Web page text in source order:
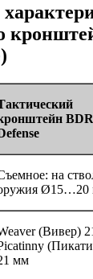
на
Ø15…20
(Вивер)
мм